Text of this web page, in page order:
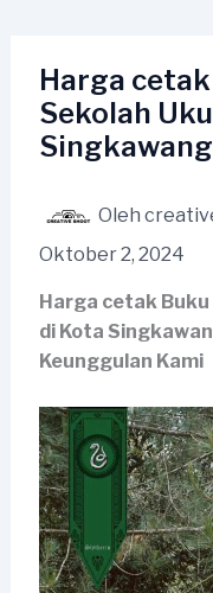
kontenHarga
Sekolah
Singkawang
Oleh
Oktober 2, 2024
Harga cetak Buku
di Kota
Keunggulan Kami